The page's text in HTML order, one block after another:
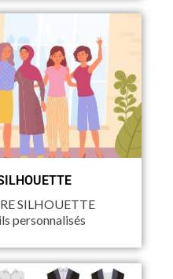
SILHOUETTE
personnalisés